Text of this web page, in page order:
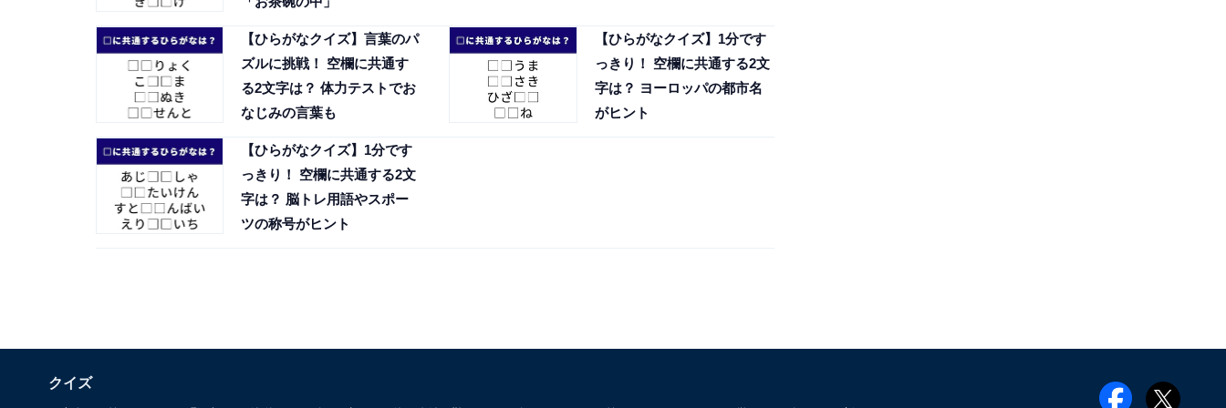
【ひらがなクイズ】言葉のパ
ズルに挑戦！ 空欄に共通す
る2文字は？ 体力テストでお
なじみの言葉も
【ひらがなクイズ】1分です
っきり！ 空欄に共通する2文
字は？ ヨーロッパの都市名
がヒント
【ひらがなクイズ】1分です
っきり！ 空欄に共通する2文
字は？ 脳トレ用語やスポー
ツの称号がヒント
クイズ